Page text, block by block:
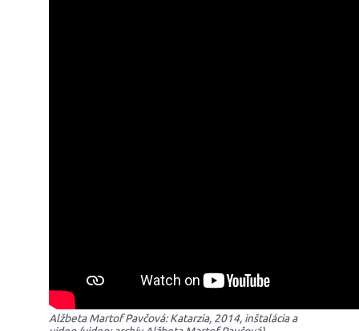
Alžbeta Martof Pavčová: Katarzia, 2014, inštalácia a